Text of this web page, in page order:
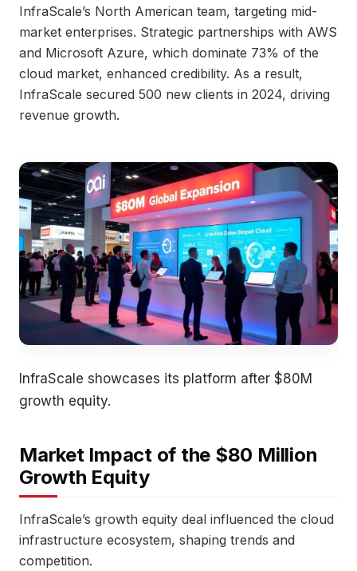
InfraScale’s North American team, targeting mid-
market enterprises. Strategic partnerships with AWS
and Microsoft Azure, which dominate 73% of the
cloud market, enhanced credibility. As a result,
InfraScale secured 500 new clients in 2024, driving
revenue growth.
InfraScale showcases its platform after $80M
growth equity.
Market Impact of the $80 Million
Growth Equity
InfraScale’s growth equity deal influenced the cloud
infrastructure ecosystem, shaping trends and
competition.